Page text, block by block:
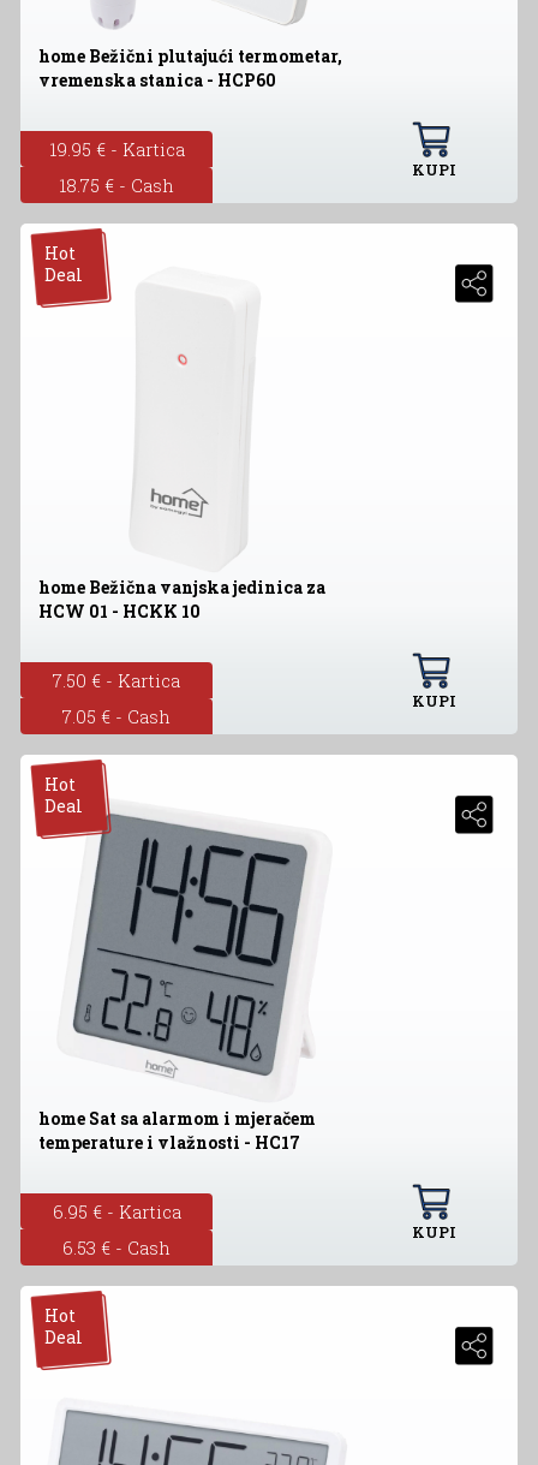
home Bežični plutajući termometar,
vremenska stanica - HCP60
19.95 € - Kartica
18.75 € - Cash
KUPI
Hot
Deal
home Bežična vanjska jedinica za
HCW 01 - HCKK 10
7.50 € - Kartica
7.05 € - Cash
KUPI
Hot
Deal
home Sat sa alarmom i mjeračem
temperature i vlažnosti - HC17
6.95 € - Kartica
6.53 € - Cash
KUPI
Hot
Deal